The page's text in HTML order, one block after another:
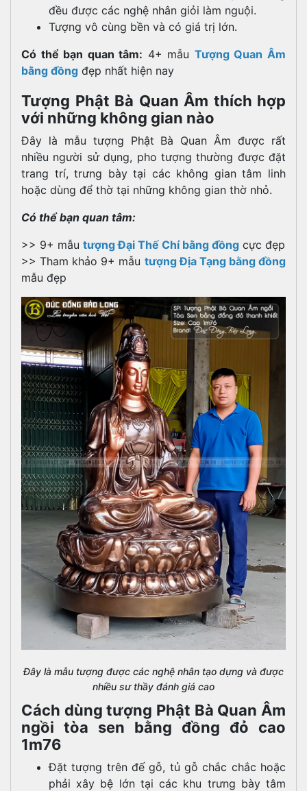
đều được các nghệ nhân giỏi làm nguội.
Tượng vô cùng bền và có giá trị lớn.
Có thể bạn quan tâm: 4+ mẫu Tượng Quan Âm
bằng đồng đẹp nhất hiện nay
Tượng Phật Bà Quan Âm thích hợp
với những không gian nào
Đây là mẫu tượng Phật Bà Quan Âm được rất
nhiều người sử dụng, pho tượng thường được đặt
trang trí, trưng bày tại các không gian tâm linh
hoặc dùng để thờ tại những không gian thờ nhỏ.
Có thể bạn quan tâm:
>> 9+ mẫu tượng Đại Thế Chí bằng đồng cực đẹp
>> Tham khảo 9+ mẫu tượng Địa Tạng bằng đồng
mẫu đẹp
Đây là mẫu tượng được các nghệ nhân tạo dựng và được
nhiều sư thầy đánh giá cao
Cách dùng tượng Phật Bà Quan Âm
ngồi tòa sen bằng đồng đỏ cao
1m76
Đặt tượng trên đế gỗ, tủ gỗ chắc chắc hoặc
phải xây bệ lớn tại các khu trưng bày tâm